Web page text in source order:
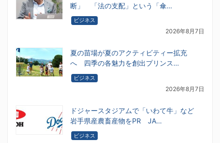
断」 「法の支配」という「傘…
ビジネス
2026年8月7日
夏の苗場が夏のアクティビティー拡充
へ 四季の各魅力を創出プリンス…
ビジネス
2026年8月7日
ドジャースタジアムで「いわて牛」など
岩手県産農畜産物をPR JA…
ビジネス